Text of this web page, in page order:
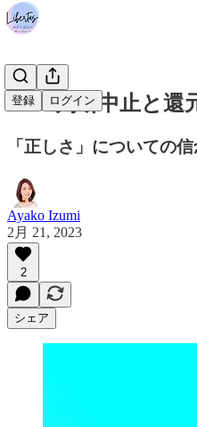
登録 ログイン
#072 判断中止と還
「正しさ」についての
Ayako Izumi
2月 21, 2023
2
シェア